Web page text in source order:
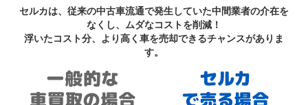
セルカは、従来の中古車流通で発生していた中間業者の介在を
なくし、ムダなコストを削減！
浮いたコスト分、より高く車を売却できるチャンスがありま
す。